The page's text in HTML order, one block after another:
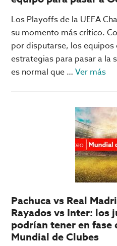
Los Playoffs de la UEFA
su momento más crítico.
por disputarse, los equipos
estrategias para pasar a la
es normal que …Ver más
tu
a
Pachuca vs Real
Rayados vs Inter: los
podrían tener en fase
Mundial de Clubes